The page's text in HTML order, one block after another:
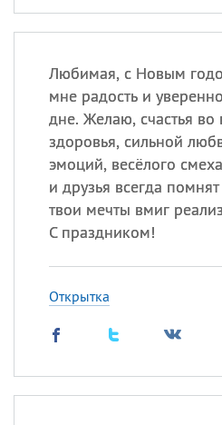
Любимая, с Новым
мне радость и
дне. Желаю, счастья во
здоровья, сильной
эмоций, весёлого
и друзья всегда
твои мечты вмиг
С праздником!
Открытка